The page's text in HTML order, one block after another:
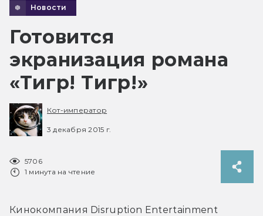
Новости
Готовится
экранизация романа
«Тигр! Тигр!»
Кот-император
3 декабря 2015 г.
5706
1 минута на чтение
Кинокомпания Disruption Entertainment